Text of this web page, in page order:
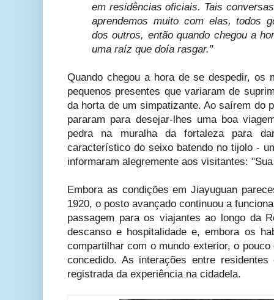
em residências oficiais. Tais
aprendemos muito com elas, todos
dos outros, então quando chegou a
uma raíz que doía rasgar."
Quando chegou a hora de se despedir, os
pequenos presentes que variaram de
da horta de um simpatizante. Ao saírem do
pararam para desejar-lhes uma boa
pedra na muralha da fortaleza para
característico do seixo batendo no tijolo -
informaram alegremente aos visitantes:
Embora as condições em Jiayuguan
1920, o posto avançado continuou a
passagem para os viajantes ao longo da
descanso e hospitalidade e, embora os
compartilhar com o mundo exterior, o
concedido. As interações entre
registrada da experiência na cidadela.